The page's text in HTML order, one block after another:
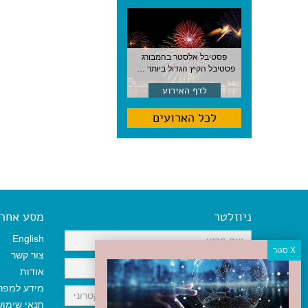
פסטיבל אלסטר בהמבורג
פסטיבל הקיץ הגדול ביותר בהמבורג, סוף אוגוסט, גרמניה
לדף האירוע
לכל הארועים
ניוזלטר מסע אחר
English
צור קשר
אודות
מידע
תנאי